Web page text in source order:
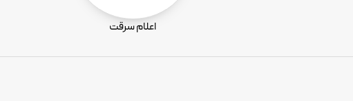
اعلام سرقت